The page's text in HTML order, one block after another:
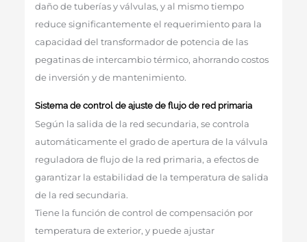
daño de tuberías y válvulas, y al mismo tiempo
reduce significantemente el requerimiento para la
capacidad del transformador de potencia de las
pegatinas de intercambio térmico, ahorrando costos
de inversión y de mantenimiento.
Sistema de control de ajuste de flujo de red primaria
Según la salida de la red secundaria, se controla
automáticamente el grado de apertura de la válvula
reguladora de flujo de la red primaria, a efectos de
garantizar la estabilidad de la temperatura de salida
de la red secundaria.
Tiene la función de control de compensación por
temperatura de exterior, y puede ajustar